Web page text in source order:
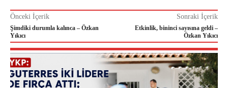
Önceki İçerik
Şimdiki durumla kalınca – Özkan
Yıkıcı
Sonraki İçerik
Etkinlik, bininci sayısına geldi –
Özkan Yıkıcı